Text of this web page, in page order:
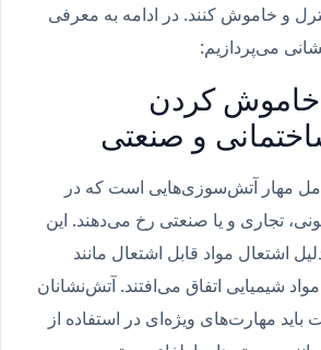
و خاموش کنند. در ادامه به معرفی
می‌پردازیم:
خاموش کردن
و صنعتی
مهار آتش‌سوزی‌هایی است که در
تجاری و یا صنعتی رخ می‌دهند. این
اشتعال مواد قابل اشتعال مانند
شیمیایی اتفاق می‌افتند. آتش‌نشانان
باید مهارت‌های ویژه‌ای در استفاده از